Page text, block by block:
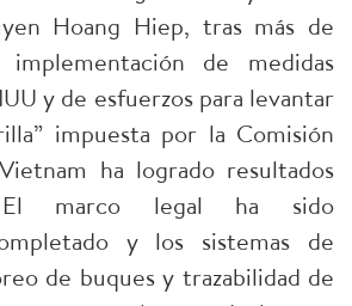
Hoang Hiep, tras más de
de medidas
y de esfuerzos para levantar
impuesta por la Comisión
ha logrado resultados
El marco legal ha sido
y los sistemas de
de buques y trazabilidad de